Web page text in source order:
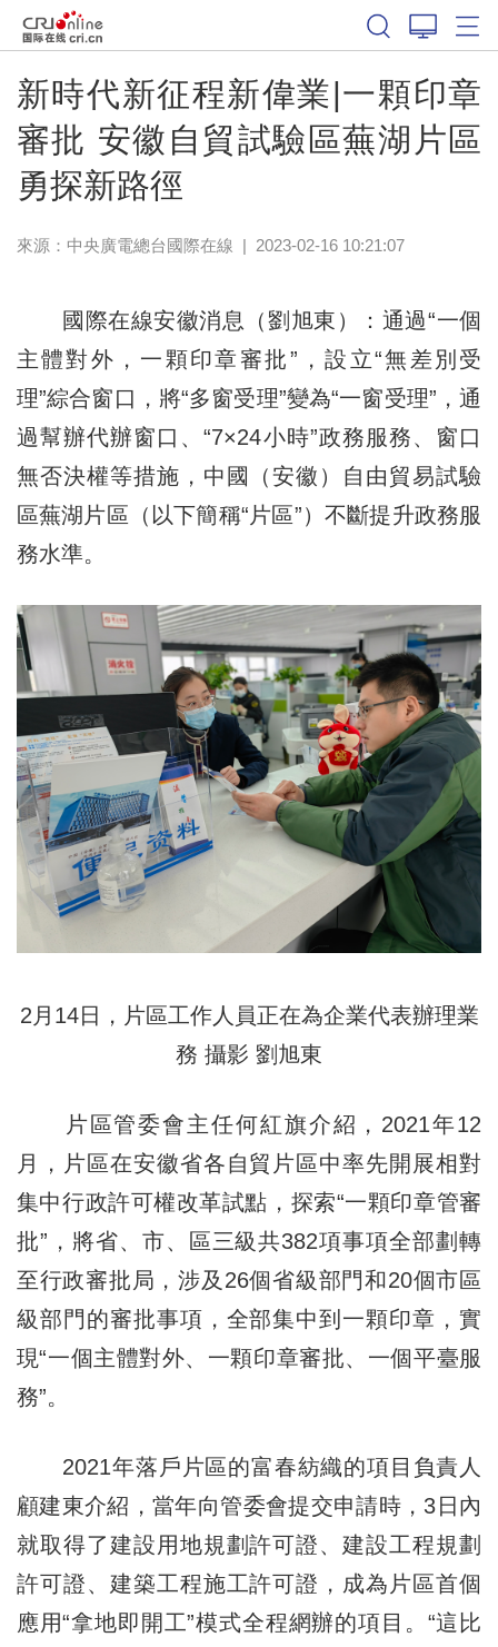
新時代新征程新偉業|一顆印章
審批 安徽自貿試驗區蕪湖片區
勇探新路徑
來源：中央廣電總台國際在線 | 2023-02-16 10:21:07
國際在線安徽消息（劉旭東）：通過“一個
主體對外，一顆印章審批”，設立“無差別受
理”綜合窗口，將“多窗受理”變為“一窗受理”，通
過幫辦代辦窗口、“7×24小時”政務服務、窗口
無否決權等措施，中國（安徽）自由貿易試驗
區蕪湖片區（以下簡稱“片區”）不斷提升政務服
務水準。
2月14日，片區工作人員正在為企業代表辦理業
務 攝影 劉旭東
片區管委會主任何紅旗介紹，2021年12
月，片區在安徽省各自貿片區中率先開展相對
集中行政許可權改革試點，探索“一顆印章管審
批”，將省、市、區三級共382項事項全部劃轉
至行政審批局，涉及26個省級部門和20個市區
級部門的審批事項，全部集中到一顆印章，實
現“一個主體對外、一顆印章審批、一個平臺服
務”。
2021年落戶片區的富春紡織的項目負責人
顧建東介紹，當年向管委會提交申請時，3日內
就取得了建設用地規劃許可證、建設工程規劃
許可證、建築工程施工許可證，成為片區首個
應用“拿地即開工”模式全程網辦的項目。“這比